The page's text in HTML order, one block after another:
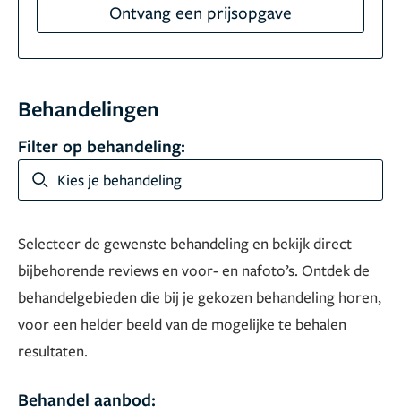
Ontvang een prijsopgave
Behandelingen
Filter op behandeling:
Kies je behandeling
Selecteer de gewenste behandeling en bekijk direct
bijbehorende reviews en voor- en nafoto’s. Ontdek de
behandelgebieden die bij je gekozen behandeling horen,
voor een helder beeld van de mogelijke te behalen
resultaten.
Behandel aanbod: